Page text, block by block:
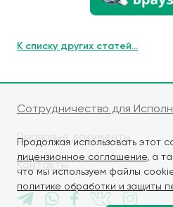
Продолжая использовать этот
лицензионное соглашение , а
что мы используем файлы
политике обработки и защиты
К списку других статей...
Сотрудничество для
Правовые документы
Контакты